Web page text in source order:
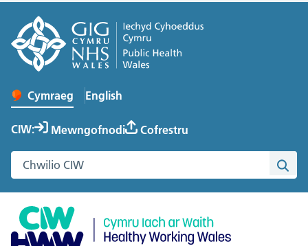
Newid iaith y wefan
Cymraeg English
– Change the language to English
CIW: Mewngofnodi Cofrestru
Chwilio gwefan Cymru Iach ar Waith